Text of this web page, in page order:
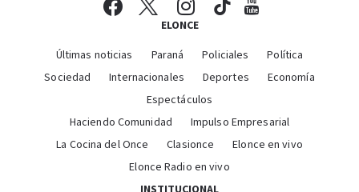
ELONCE
Últimas noticias Paraná Policiales
Política
Sociedad
Internacionales Deportes
Economía
Espectáculos
Haciendo Comunidad
Impulso Empresarial
La Cocina del Once
Clasionce
Elonce en vivo
Elonce Radio en vivo